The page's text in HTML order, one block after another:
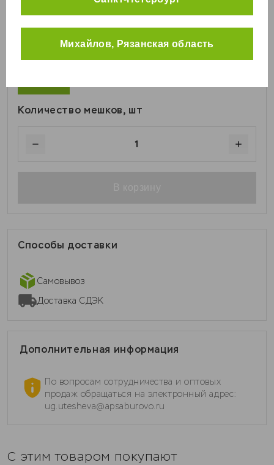
Кролики
Курицы
Универсальные корма
Михайлов, Рязанская область
1 201₽
Количество мешков, шт
1
Способы доставки
Самовывоз
Доставка СДЭК
Дополнительная информация
По вопросам сотрудничества и оптовых
продаж обращаться на электронный адрес:
ug.utesheva@apsaburovo.ru
С этим товаром покупают